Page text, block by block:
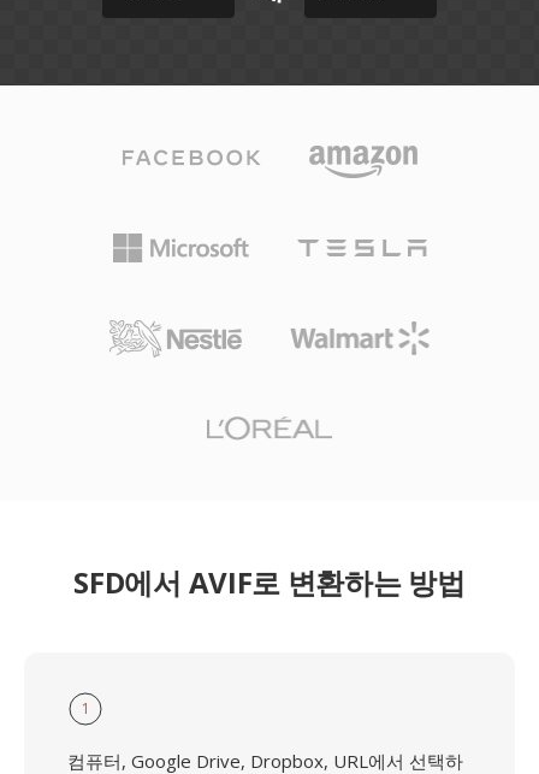
SFD에서 AVIF로 변환하는 방법
1
컴퓨터, Google Drive, Dropbox, URL에서 선택하